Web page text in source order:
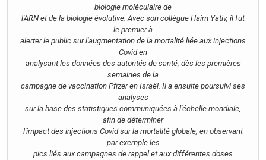
biologie moléculaire de
l'ARN et de la biologie évolutive. Avec son collègue Haim Yativ, il fut
le premier à
alerter le public sur l'augmentation de la mortalité liée aux injections
Covid en
analysant les données des autorités de santé, dès les premières
semaines de la
campagne de vaccination Pfizer en Israël. Il a ensuite poursuivi ses
analyses
sur la base des statistiques communiquées à l'échelle mondiale,
afin de déterminer
l'impact des injections Covid sur la mortalité globale, en observant
par exemple les
pics liés aux campagnes de rappel et aux différentes doses